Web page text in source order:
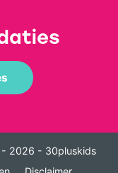
2026 - 30pluskids